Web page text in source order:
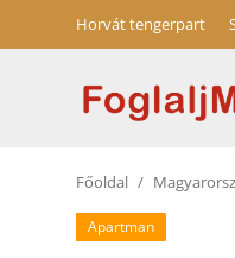
Horvát tengerpart
Főoldal
Apartman